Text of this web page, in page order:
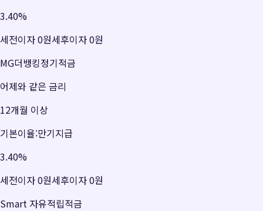
3.40%
세전이자0원세후이자0원
MG더뱅킹정기적금
어제와 같은 금리
12개월 이상
기본이율:만기지급
3.40%
세전이자0원세후이자0원
Smart 자유적립적금